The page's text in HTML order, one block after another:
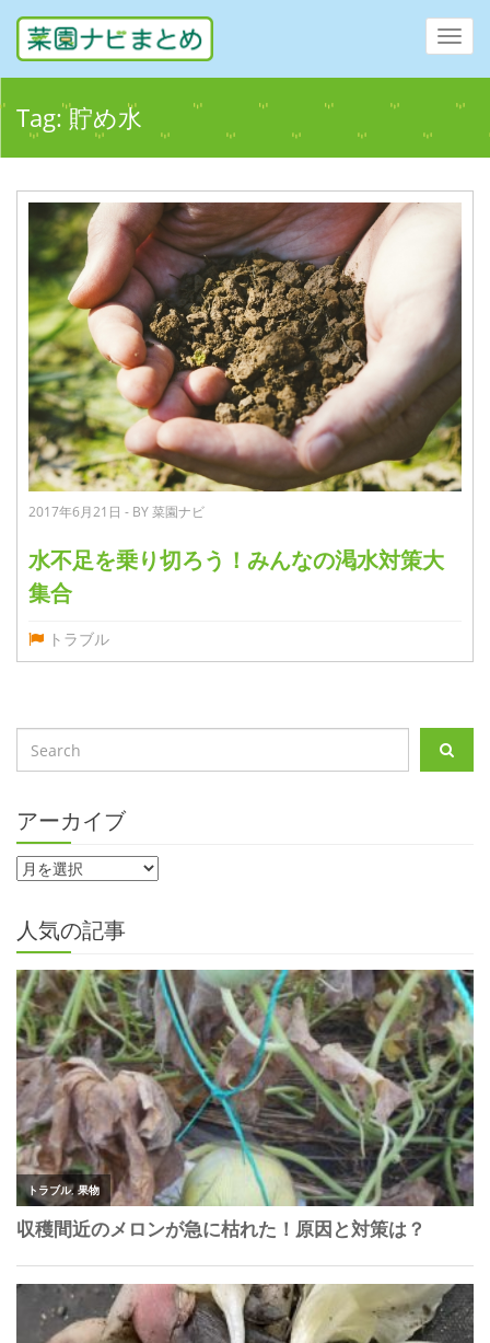
Tag:貯め水
2017年6月21日 - BY 菜園ナビ
水不足を乗り切ろう！みんなの渇水対策大
集合
トラブル
アーカイブ
人気の記事